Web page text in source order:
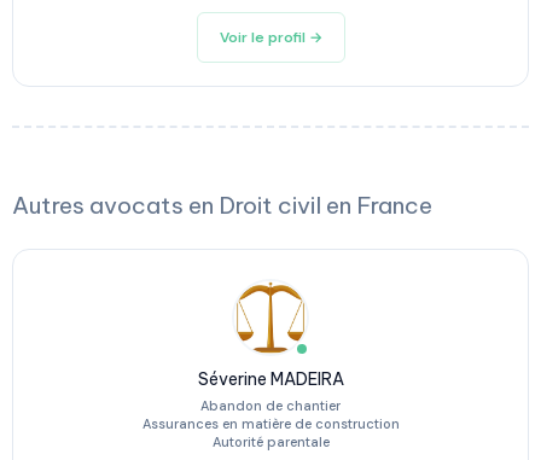
Voir le profil →
Autres avocats en Droit civil en France
Séverine MADEIRA
Abandon de chantier
Assurances en matière de construction
Autorité parentale